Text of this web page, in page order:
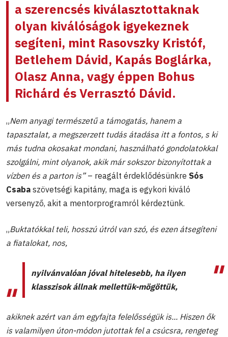
a szerencsés kiválasztottaknak
olyan kiválóságok igyekeznek
segíteni, mint Rasovszky Kristóf,
Betlehem Dávid, Kapás Boglárka,
Olasz Anna, vagy éppen Bohus
Richárd és Verrasztó Dávid.
„Nem anyagi természetű a támogatás, hanem a
tapasztalat, a megszerzett tudás átadása itt a fontos, s ki
más tudna okosakat mondani, használható gondolatokkal
szolgálni, mint olyanok, akik már sokszor bizonyítottak a
vízben és a parton is”– reagált érdeklődésünkre Sós
Csaba szövetségi kapitány, maga is egykori kiváló
versenyző, akit a mentorprogramról kérdeztünk.
„Buktatókkal teli, hosszú útról van szó, és ezen átsegíteni
a fiatalokat, nos,
nyilvánvalóan jóval hitelesebb, ha ilyen
klasszisok állnak mellettük-mögöttük,
akiknek azért van ám egyfajta felelősségük is... Hiszen ők
is valamilyen úton-módon jutottak fel a csúcsra, rengeteg